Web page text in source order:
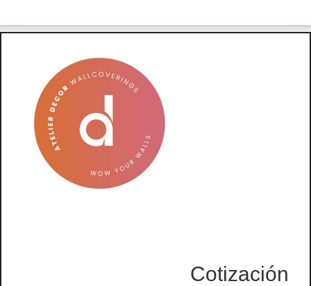
Cotización